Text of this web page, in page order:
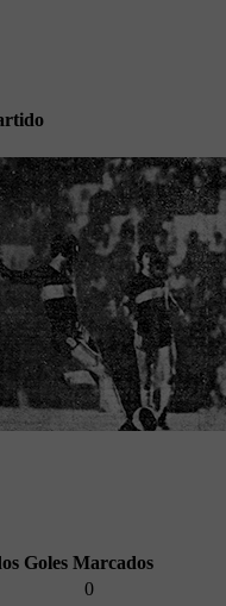
Goles Marcados
0